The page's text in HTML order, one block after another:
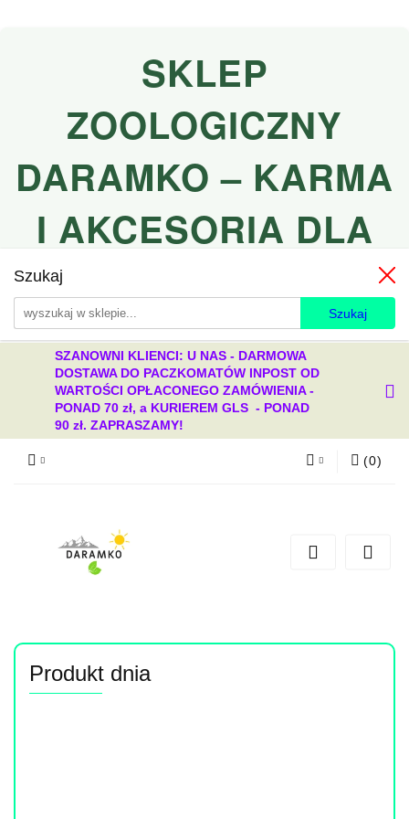
SKLEP
ZOOLOGICZNY
DARAMKO – KARMA
I AKCESORIA DLA
PSÓW I KOTÓW
Szukaj
SZANOWNI KLIENCI: U NAS - DARMOWA
DOSTAWA DO PACZKOMATÓW INPOST OD
WARTOŚCI OPŁACONEGO ZAMÓWIENIA -
PONAD 70 zł, a KURIEREM GLS - PONAD
90 zł. ZAPRASZAMY!
Dodaj zgłoszenie
(0)
Produkt dnia